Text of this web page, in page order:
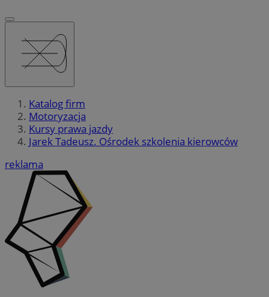
Katalog firm
Motoryzacja
Kursy prawa jazdy
Jarek Tadeusz. Ośrodek szkolenia kierowców
reklama